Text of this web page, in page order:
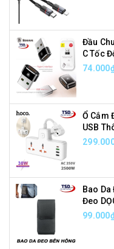
Đầu
C Tốc
Ổ Cắm
USB
Bao
Đeo